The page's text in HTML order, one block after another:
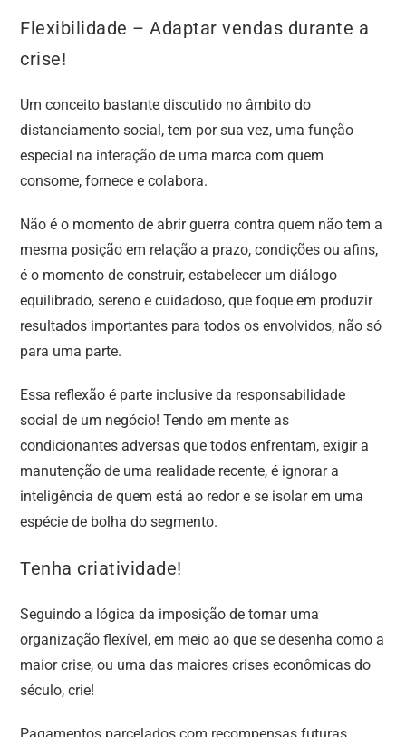
Flexibilidade – Adaptar vendas durante a
crise!
Um conceito bastante discutido no âmbito do
distanciamento social, tem por sua vez, uma função
especial na interação de uma marca com quem
consome, fornece e colabora.
Não é o momento de abrir guerra contra quem não tem a
mesma posição em relação a prazo, condições ou afins,
é o momento de construir, estabelecer um diálogo
equilibrado, sereno e cuidadoso, que foque em produzir
resultados importantes para todos os envolvidos, não só
para uma parte.
Essa reflexão é parte inclusive da responsabilidade
social de um negócio! Tendo em mente as
condicionantes adversas que todos enfrentam, exigir a
manutenção de uma realidade recente, é ignorar a
inteligência de quem está ao redor e se isolar em uma
espécie de bolha do segmento.
Tenha criatividade!
Seguindo a lógica da imposição de tornar uma
organização flexível, em meio ao que se desenha como a
maior crise, ou uma das maiores crises econômicas do
século, crie!